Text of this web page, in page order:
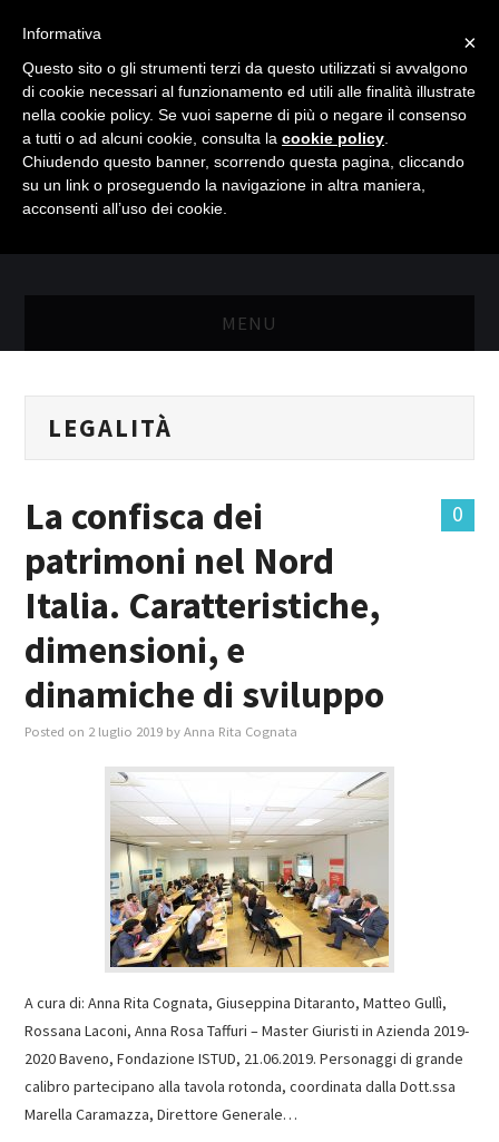
MENU
MASTER MARKETING & RETAIL
MASTER IN FOOD & BEVERAGE
GIURISTI IN AZIENDA
TUTTI
LEGALITÀ
0
La confisca dei
patrimoni nel Nord
Italia. Caratteristiche,
dimensioni, e
dinamiche di sviluppo
Posted on 2 luglio 2019 byAnna Rita Cognata
A cura di: Anna Rita Cognata, Giuseppina Ditaranto, Matteo Gullì,
Rossana Laconi, Anna Rosa Taffuri – Master Giuristi in Azienda 2019-
2020 Baveno, Fondazione ISTUD, 21.06.2019. Personaggi di grande
calibro partecipano alla tavola rotonda, coordinata dalla Dott.ssa
Marella Caramazza, Direttore Generale…
×
Informativa
Questo sito o gli strumenti terzi da questo utilizzati si avvalgono
di cookie necessari al funzionamento ed utili alle finalità illustrate
nella cookie policy. Se vuoi saperne di più o negare il consenso
a tutti o ad alcuni cookie, consulta la cookie policy
Chiudendo questo banner, scorrendo questa pagina, cliccando
su un link o proseguendo la navigazione in altra maniera,
acconsenti all’uso dei cookie.